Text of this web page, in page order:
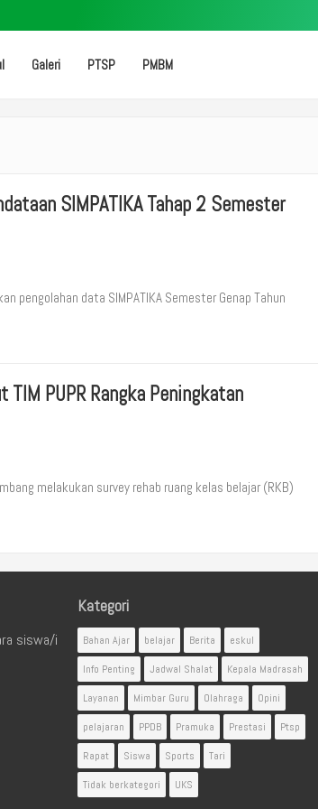
Galeri PTSP PMBM
SIMPATIKA Tahap 2 Semester
pengolahan data SIMPATIKA Semester Genap Tahun
PUPR Rangka Peningkatan
melakukan survey rehab ruang kelas belajar (RKB)
siswa/i
Kategori
Bahan Ajar belajar Berita
eskul
Info Penting
Jadwal Shalat
Kepala Madrasah
Layanan
Mimbar Guru Olahraga
Opini
pelajaran
PPDB Pramuka Prestasi
Ptsp
Rapat
Siswa Sports
Tari
Tidak berkategori
UKS